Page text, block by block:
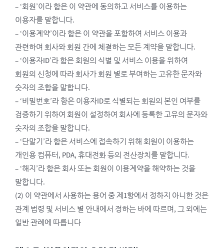
– ‘회원’이라 함은 이 약관에 동의하고 서비스를 이용하는
이용자를 말합니다.
– ‘이용계약’이라 함은 이 약관을 포함하여 서비스 이용과
관련하여 회사와 회원 간에 체결하는 모든 계약을 말합니다.
– ‘이용자ID’라 함은 회원의 식별 및 서비스 이용을 위하여
회원의 신청에 따라 회사가 회원 별로 부여하는 고유한 문자와
숫자의 조합을 말합니다.
– ‘비밀번호’라 함은 이용자ID로 식별되는 회원의 본인 여부를
검증하기 위하여 회원이 설정하여 회사에 등록한 고유의 문자와
숫자의 조합을 말합니다.
– ‘단말기’라 함은 서비스에 접속하기 위해 회원이 이용하는
개인용 컴퓨터, PDA, 휴대전화 등의 전산장치를 말합니다.
– ‘해지’라 함은 회사 또는 회원이 이용계약을 해약하는 것을
말합니다.
(2) 이 약관에서 사용하는 용어 중 제1항에서 정하지 아니한 것은
관계 법령 및 서비스 별 안내에서 정하는 바에 따르며, 그 외에는
일반 관례에 따릅니다